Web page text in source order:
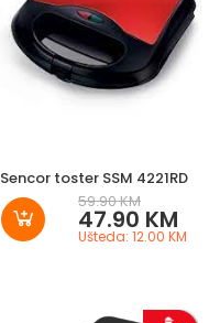
Sencor toster SSM 4221RD
59.90 KM
47.90 KM
Ušteda: 12.00 KM